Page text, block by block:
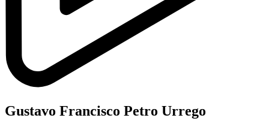
Gustavo Francisco Petro Urrego